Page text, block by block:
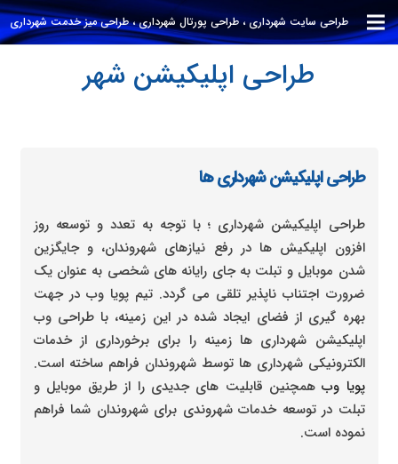
طراحی سایت شهرداری ، طراحی پورتال شهرداری ، طراحی میز خدمت شهرداری
طراحی اپلیکیشن شهرداری
طراحی اپلیکیشن شهرداری ها
طراحی اپلیکیشن شهرداری ؛ با توجه به تعدد و توسعه روز
افزون اپلیکیش ها در رفع نیازهای شهروندان، و جایگزین
شدن موبایل و تبلت به جای رایانه های شخصی به عنوان یک
ضرورت اجتناب ناپذیر تلقی می گردد. تیم پویا وب در جهت
بهره گیری از فضای ایجاد شده در این زمینه، با طراحی وب
اپلیکیشن شهرداری ها زمینه را برای برخورداری از خدمات
الکترونیکی شهرداری ها توسط شهروندان فراهم ساخته است.
پویا وبهمچنین قابلیت های جدیدی را از طریق موبایل و
تبلت در توسعه خدمات شهروندی برای شهروندان شما فراهم
نموده است.